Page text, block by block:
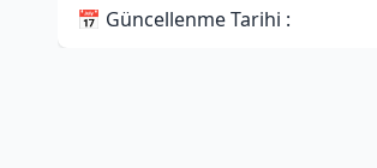
📅 Güncellenme Tarihi :